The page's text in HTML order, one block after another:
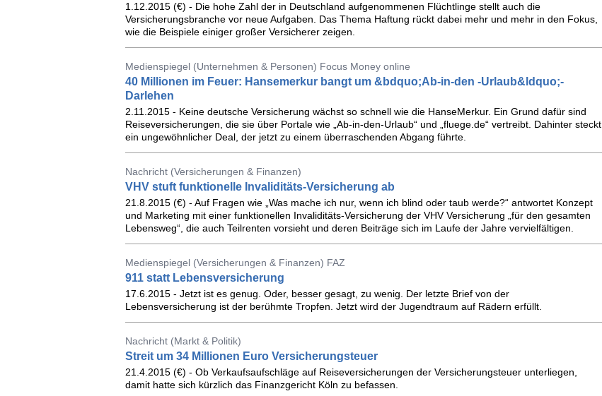
1.12.2015 (€) - Die hohe Zahl der in Deutschland aufgenommenen Flüchtlinge stellt auch die
Versicherungsbranche vor neue Aufgaben. Das Thema Haftung rückt dabei mehr und mehr in den Fokus,
wie die Beispiele einiger großer Versicherer zeigen.
Medienspiegel (Unternehmen & Personen) Focus Money online
40 Millionen im Feuer: Hansemerkur bangt um &bdquo;Ab-in-den -Urlaub&ldquo;-
Darlehen
2.11.2015 - Keine deutsche Versicherung wächst so schnell wie die HanseMerkur. Ein Grund dafür sind
Reiseversicherungen, die sie über Portale wie „Ab-in-den-Urlaub“ und „fluege.de“ vertreibt. Dahinter steckt
ein ungewöhnlicher Deal, der jetzt zu einem überraschenden Abgang führte.
Nachricht (Versicherungen & Finanzen)
VHV stuft funktionelle Invaliditäts-Versicherung ab
21.8.2015 (€) - Auf Fragen wie „Was mache ich nur, wenn ich blind oder taub werde?“ antwortet Konzept
und Marketing mit einer funktionellen Invaliditäts-Versicherung der VHV Versicherung „für den gesamten
Lebensweg“, die auch Teilrenten vorsieht und deren Beiträge sich im Laufe der Jahre vervielfältigen.
Medienspiegel (Versicherungen & Finanzen) FAZ
911 statt Lebensversicherung
17.6.2015 - Jetzt ist es genug. Oder, besser gesagt, zu wenig. Der letzte Brief von der
Lebensversicherung ist der berühmte Tropfen. Jetzt wird der Jugendtraum auf Rädern erfüllt.
Nachricht (Markt & Politik)
Streit um 34 Millionen Euro Versicherungsteuer
21.4.2015 (€) - Ob Verkaufsaufschläge auf Reiseversicherungen der Versicherungsteuer unterliegen,
damit hatte sich kürzlich das Finanzgericht Köln zu befassen.